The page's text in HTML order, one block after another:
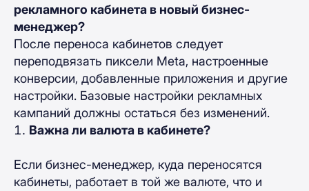
рекламного кабинета в новый бизнес-
менеджер?
После переноса кабинетов следует
переподвязать пиксели Meta, настроенные
конверсии, добавленные приложения и другие
настройки. Базовые настройки рекламных
кампаний должны остаться без изменений.
Важна ли валюта в кабинете?
Если бизнес-менеджер, куда переносятся
кабинеты, работает в той же валюте, что и